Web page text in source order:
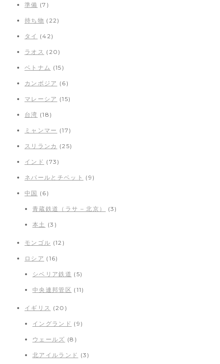
準備 (7)
持ち物 (22)
タイ (42)
ラオス (20)
ベトナム (15)
カンボジア (6)
マレーシア (15)
台湾 (18)
ミャンマー (17)
スリランカ (25)
インド (73)
ネパールとチベット (9)
中国 (6)
青蔵鉄道（ラサ – 北京） (3)
本土 (3)
モンゴル (12)
ロシア (16)
シベリア鉄道 (5)
中央連邦管区 (11)
イギリス (20)
イングランド (9)
ウェールズ (8)
北アイルランド (3)